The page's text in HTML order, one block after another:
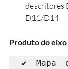
descritores
D11/D14
Produto do eixo
✔ Mapa